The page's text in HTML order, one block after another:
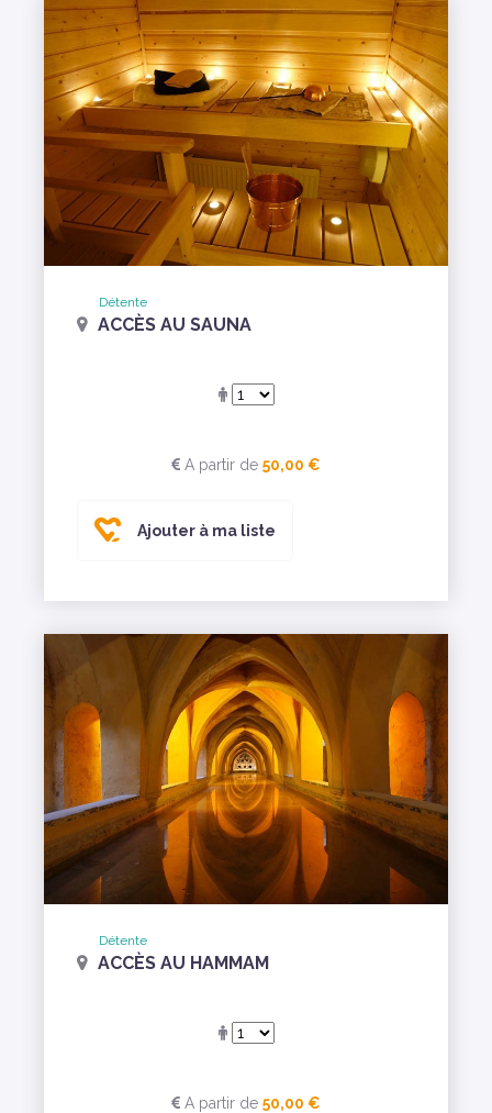
Détente
ACCÈS AU SAUNA
A partir de 50,00 €
Ajouter à ma liste
Détente
ACCÈS AU HAMMAM
A partir de 50,00 €